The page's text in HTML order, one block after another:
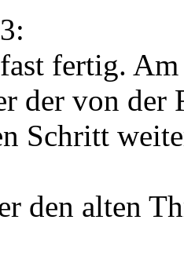
fertig.
der von der
Schritt
den alten